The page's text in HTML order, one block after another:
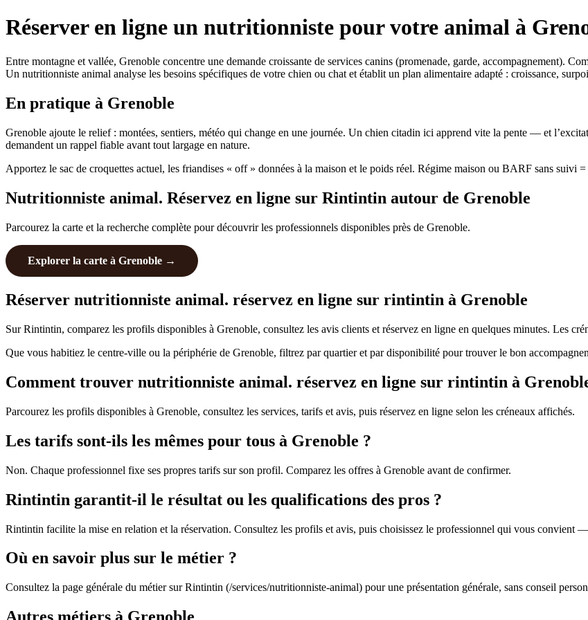
Réserver en ligne un nutritionniste pour votre animal à
Entre montagne et vallée, Grenoble concentre une demande croissante de services canins (promenade, garde, accompagnement).
Un nutritionniste animal analyse les besoins spécifiques de votre chien ou chat et établit un plan alimentaire adapté : croissance,
En pratique à Grenoble
Grenoble ajoute le relief : montées, sentiers, météo qui change en une journée. Un chien citadin ici apprend vite la pente — et
demandent un rappel fiable avant tout largage en nature.
Apportez le sac de croquettes actuel, les friandises « off » données à la maison et le poids réel. Régime maison ou BARF sans suivi
Nutritionniste animal. Réservez en ligne sur Rintintin autour de Grenoble
Parcourez la carte et la recherche complète pour découvrir les professionnels disponibles près de Grenoble.
Explorer la carte à Grenoble →
Réserver nutritionniste animal. réservez en ligne sur rintintin à Grenoble
Sur Rintintin, comparez les profils disponibles à Grenoble, consultez les avis clients et réservez en ligne en quelques minutes. Les
Que vous habitiez le centre-ville ou la périphérie de Grenoble, filtrez par quartier et par disponibilité pour trouver le bon
Comment trouver nutritionniste animal. réservez en ligne sur rintintin à
Parcourez les profils disponibles à Grenoble, consultez les services, tarifs et avis, puis réservez en ligne selon les créneaux affichés.
Les tarifs sont-ils les mêmes pour tous à Grenoble ?
Non. Chaque professionnel fixe ses propres tarifs sur son profil. Comparez les offres à Grenoble avant de confirmer.
Rintintin garantit-il le résultat ou les qualifications des pros ?
Rintintin facilite la mise en relation et la réservation. Consultez les profils et avis, puis choisissez le professionnel qui vous convient
Où en savoir plus sur le métier ?
Consultez la page générale du métier sur Rintintin (/services/nutritionniste-animal) pour une présentation générale, sans conseil